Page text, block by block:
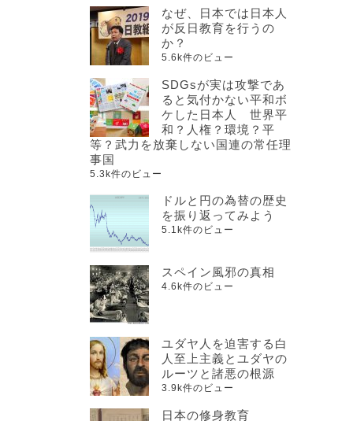
なぜ、日本では日本人
が反日教育を行うの
か？
5.6k件のビュー
SDGsが実は攻撃であ
ると気付かない平和ボ
ケした日本人 世界平
和？人権？環境？平
等？武力を放棄しない国連の常任理
事国
5.3k件のビュー
ドルと円の為替の歴史
を振り返ってみよう
5.1k件のビュー
スペイン風邪の真相
4.6k件のビュー
ユダヤ人を迫害する白
人至上主義とユダヤの
ルーツと諸悪の根源
3.9k件のビュー
日本の修身教育